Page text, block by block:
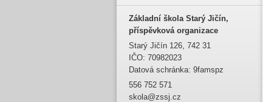
Základní škola Starý Jičín,
příspěvková organizace
Starý Jičín 126, 742 31
IČO: 70982023
Datová schránka: 9famspz
556 752 571
skola@zssj.cz